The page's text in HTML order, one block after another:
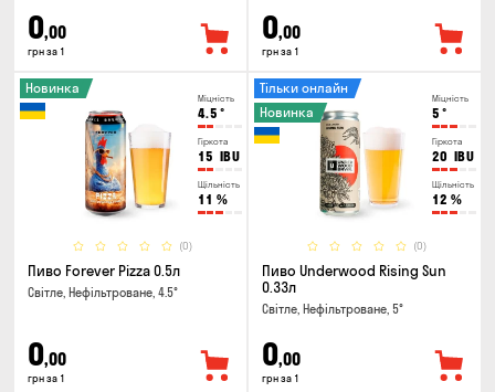
0,00
грн за 1
0,00
грн за 1
Міцність
4.5 °
Гіркота
15 IBU
Щільність
11 %
(0)
Новинка
Пиво Forever Pizza 0.5л
Світле, Нефільтроване, 4.5°
0,00
грн за 1
Міцність
5 °
Гіркота
20 IBU
Щільність
12 %
(0)
Тільки онлайн
Новинка
Пиво Underwood Rising Sun
0.33л
Світле, Нефільтроване, 5°
0,00
грн за 1